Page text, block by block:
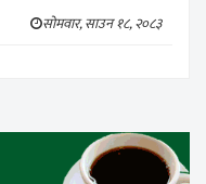
सोमवार, साउन १८, २०८३